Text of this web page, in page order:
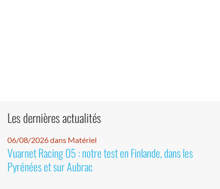
Les dernières actualités
06/08/2026 dans Matériel
Vuarnet Racing 05 : notre test en Finlande, dans les
Pyrénées et sur Aubrac